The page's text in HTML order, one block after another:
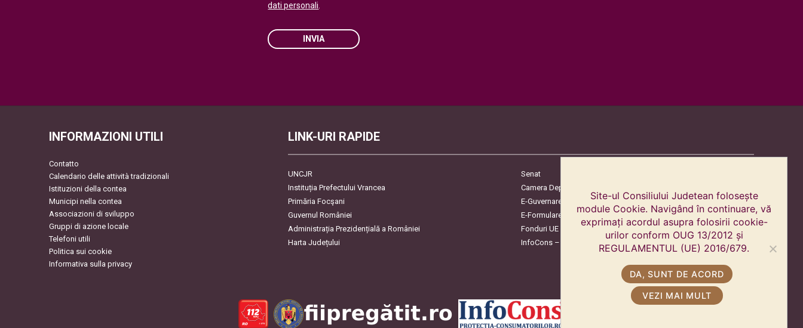
dati personali.
INVIA
INFORMAZIONI UTILI
Contatto
Calendario delle attività tradizionali
Istituzioni della contea
Municipi nella contea
Associazioni di sviluppo
Gruppi di azione locale
Telefoni utili
Politica sui cookie
Informativa sulla privacy
LINK-URI RAPIDE
UNCJR
Senat
Instituția Prefectului Vrancea
Camera Deputaților
Primăria Focşani
E-Guvernare
Guvernul României
E-Formulare
Administrația Prezidențială a României
Fonduri UE
Harta Județului
InfoCons – Protecția Consumatorilor
Site-ul Consiliului Judetean folosește
module Cookie. Navigând în continuare, vă
exprimați acordul asupra folosirii cookie-
urilor conform OUG 13/2012 și
REGULAMENTUL (UE) 2016/679.
DA, SUNT DE ACORD
VEZI MAI MULT